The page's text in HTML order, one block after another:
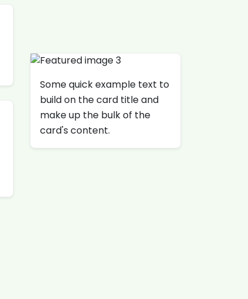
Some quick example text to
build on the card title and
make up the bulk of the
card's content.